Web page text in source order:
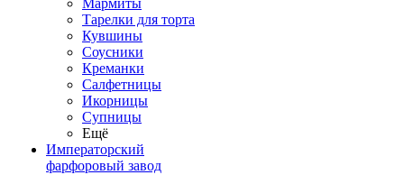
Мармиты
Тарелки для торта
Кувшины
Соусники
Креманки
Салфетницы
Икорницы
Супницы
Ещё
Императорский
фарфоровый завод